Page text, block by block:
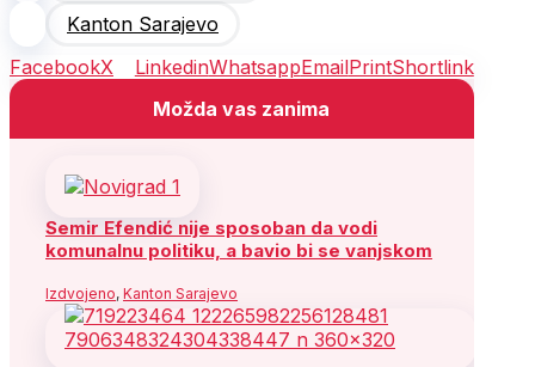
Kanton Sarajevo
FacebookX LinkedinWhatsappEmailPrintShortlink
Možda vas zanima
Semir Efendić nije sposoban da vodi
komunalnu politiku, a bavio bi se vanjskom
Izdvojeno, Kanton Sarajevo